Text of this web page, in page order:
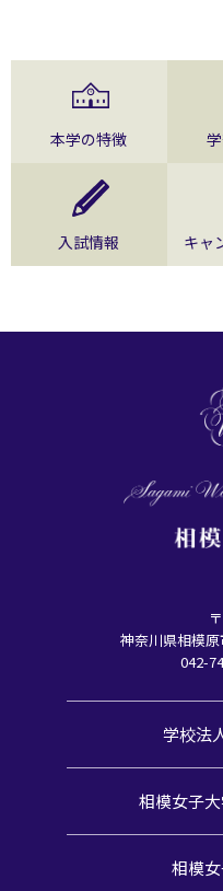
本学の特徴
入試情報 キャ
神奈川県相模
042-
学校法
相模女子
相模